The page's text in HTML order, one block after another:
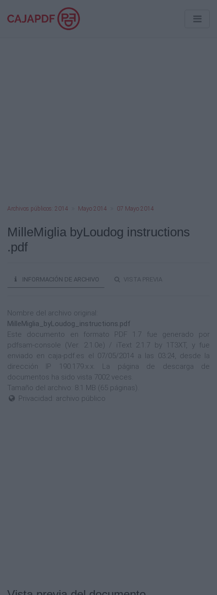
Archivos públicos: 2014 Mayo 2014 07 Mayo 2014
MilleMiglia byLoudog instructions
.pdf
INFORMACIÓN DE ARCHIVO VISTA PREVIA
Nombre del archivo original:
MilleMiglia_byLoudog_instructions.pdf
Este documento en formato PDF 1.7 fue generado por
pdfsam-console (Ver. 2.1.0e) / iText 2.1.7 by 1T3XT, y fue
enviado en caja-pdf.es el 07/05/2014 a las 03:24, desde la
dirección IP 190.179.x.x. La página de descarga de
documentos ha sido vista 7002 veces.
Tamaño del archivo: 8.1 MB (65 páginas).
Privacidad: archivo público